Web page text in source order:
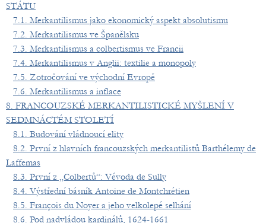
STÁTU
7.1. Merkantilismus jako ekonomický aspekt absolutismu
7.2. Merkantilismus ve Španělsku
7.3. Merkantilismus a colbertismus ve Francii
7.4. Merkantilismus v Anglii: textilie a monopoly
7.5. Zotročování ve východní Evropě
7.6. Merkantilismus a inflace
8. FRANCOUZSKÉ MERKANTILISTICKÉ MYŠLENÍ V
SEDMNÁCTÉM STOLETÍ
8.1. Budování vládnoucí elity
8.2. První z hlavních francouzských merkantilistů Barthélemy de
Laffemas
8.3. První z „Colbertů“: Vévoda de Sully
8.4. Výstřední básník Antoine de Montchrétien
8.5. François du Noyer a jeho velkolepé selhání
8.6. Pod nadvládou kardinálů, 1624-1661